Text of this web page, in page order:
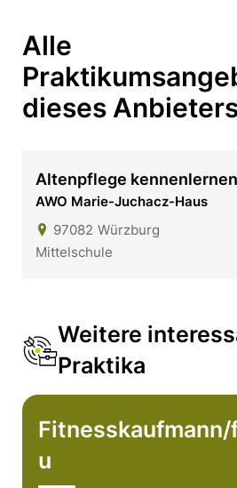
Alle
dieses
Altenpflege kennenlernen
AWO Marie-Juchacz-Haus
97082 Würzburg
Mittelschule
Weitere
Praktika
Fitnesskaufmann/
u